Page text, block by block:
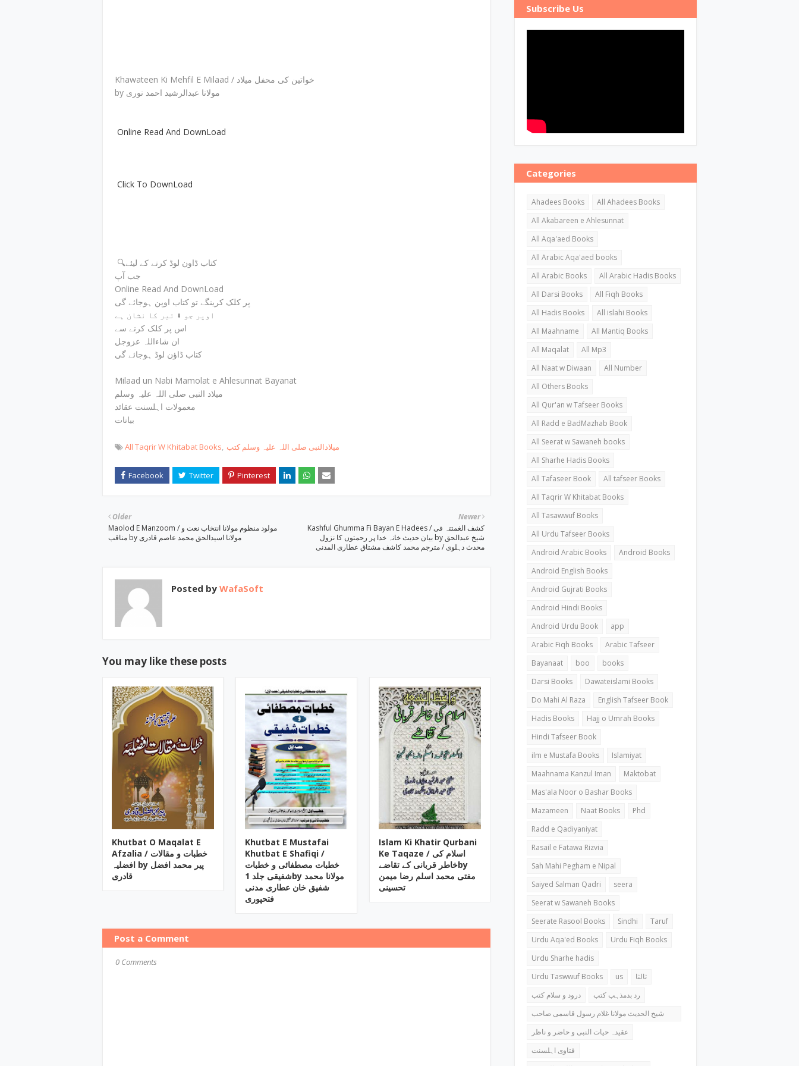
Khawateen Ki Mehfil E Milaad / خواتین کی محفل میلاد
by مولانا عبدالرشید احمد نوری
Online Read And DownLoad
Click To DownLoad
🔍کتاب ڈاون لوڈ کرنے کے لیئے
جب آپ
Online Read And DownLoad
پر کلک کرینگے تو کتاب اوپن ہوجائے گی
اوپر جو ⬇ تیر کا نشان ہے
اس پر کلک کرنے سے
ان شاءاللہ عزوجل
کتاب ڈاؤن لوڈ ہوجائے گی
Milaad un Nabi Mamolat e Ahlesunnat Bayanat
میلاد النبی صلی اللہ علیہ وسلم
معمولات اہلسنت عقائد
All Taqrir W Khitabat Books میلادالنبی صلی اللہ علیہ وسلم کتب
Newer
Kashful Ghumma Fi Bayan E Hadees / کشف الغمتتہ فی
بیان حدیث خانہ خدا پر رحمتوں کا نزول by شیخ عبدالحق
محدث دہلوی / مترجم محمد کاشف مشتاق عطاری المدنی
Older
Maolod E Manzoom / مولود منظوم مولانا انتخاب نعت و
مناقب by مولانا اسیدالحق محمد عاصم قادری
Posted by WafaSoft
You may like these posts
Khutbat O Maqalat E
Afzalia / خطبات و مقالات
افضلیہ by پیر محمد افضل
قادری
Khutbat E Mustafai
Khutbat E Shafiqi /
خطبات مصطفائی و خطبات
شفیقی جلد 1by مولانا محمد
شفیق خان عطاری مدنی
فتحپوری
Islam Ki Khatir Qurbani
Ke Taqaze / اسلام کی
خاطر قربانی کے تقاضےby
مفتی محمد اسلم رضا میمن
تحسینی
Post a Comment
0 Comments
Subscribe Us
Categories
Ahadees Books
All Ahadees Books
All Akabareen e Ahlesunnat
All Aqa'aed Books
All Arabic Aqa'aed books
All Arabic Books
All Arabic Hadis Books
All Darsi Books
All Fiqh Books
All Hadis Books
All islahi Books
All Maahname
All Mantiq Books
All Maqalat
All Mp3
All Naat w Diwaan
All Number
All Others Books
All Qur'an w Tafseer Books
All Radd e BadMazhab Book
All Seerat w Sawaneh books
All Sharhe Hadis Books
All Tafaseer Book
All tafseer Books
All Taqrir W Khitabat Books
All Tasawwuf Books
All Urdu Tafseer Books
Android Arabic Books
Android Books
Android English Books
Android Gujrati Books
Android Hindi Books
Android Urdu Book
app
Arabic Fiqh Books
Arabic Tafseer
Bayanaat
boo
books
Darsi Books
Dawateislami Books
Do Mahi Al Raza
English Tafseer Book
Hadis Books
Hajj o Umrah Books
Hindi Tafseer Book
ilm e Mustafa Books
Islamiyat
Maahnama Kanzul Iman
Maktobat
Mas'ala Noor o Bashar Books
Mazameen
Naat Books
Phd
Radd e Qadiyaniyat
Rasail e Fatawa Rizvia
Sah Mahi Pegham e Nipal
Saiyed Salman Qadri
seera
Seerat w Sawaneh Books
Seerate Rasool Books
Sindhi
Taruf
Urdu Aqa'ed Books
Urdu Fiqh Books
Urdu Sharhe hadis
Urdu Taswwuf Books
us
ثالثا
درود و سلام کتب
رد بدمذہب کتب
شیخ الحدیث مولانا غلام رسول قاسمی صاحب
کتب
عقیدہ حیات النبی و حاضر و ناظر
فتاوی اہلسنت